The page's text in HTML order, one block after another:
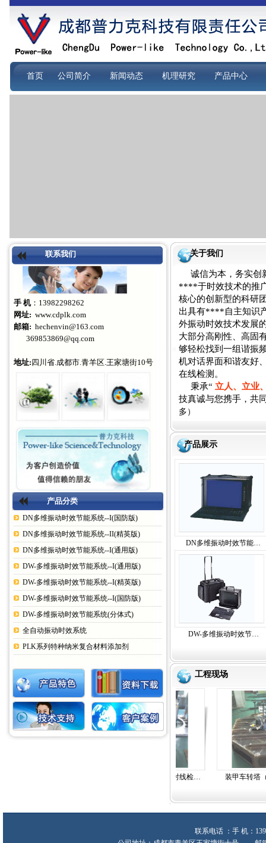
首页 公司简介 新闻动态 机理研究 产品中心
联系我们
手 机：13982298262
网址: www.cdplk.com
邮箱: hechenvin@163.com
369853869@qq.com
地址:四川省.成都市.青羊区.王家塘街10号
产品分类
DN多维振动时效节能系统--I(国防版)
DN多维振动时效节能系统--II(精英版)
DN多维振动时效节能系统--I(通用版)
DW-多维振动时效节能系统--I(通用版)
DW-多维振动时效节能系统--I(精英版)
DW-多维振动时效节能系统--I(国防版)
DW-多维振动时效节能系统(分体式)
全自动振动时效系统
PLK系列特种纳米复合材料添加剂
关于我们
诚信为本，务实创
****于时效技术的推
核心的创新型的科研
出具有****自主知识
外振动时效技术发展
大部分高刚性、高固
够轻松找到一组谐振
机对话界面和谐友好
在线检测。
秉承“ 立人、立业
技真诚与您携手，共
多）
产品展示
DN多维振动时效节能…
DW-多维振动时效节…
工程现场
装甲车转塔（X射线检… 装甲车转塔
联系电话 ：手 机：